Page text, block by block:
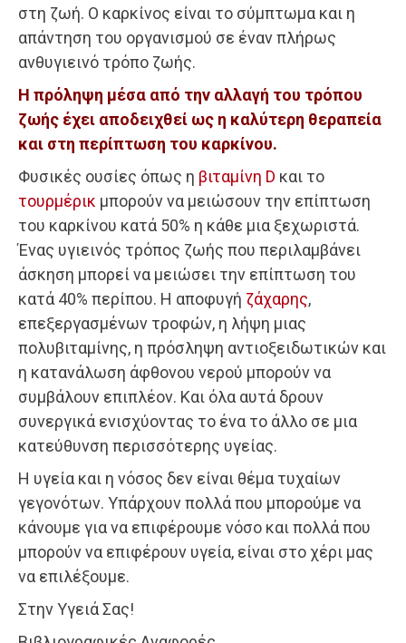
στη ζωή. Ο καρκίνος είναι το σύμπτωμα και η
απάντηση του οργανισμού σε έναν πλήρως
ανθυγιεινό τρόπο ζωής.
Η πρόληψη μέσα από την αλλαγή του τρόπου
ζωής έχει αποδειχθεί ως η καλύτερη θεραπεία
και στη περίπτωση του καρκίνου.
Φυσικές ουσίες όπως η βιταμίνη D και το
τουρμέρικ μπορούν να μειώσουν την επίπτωση
του καρκίνου κατά 50% η κάθε μια ξεχωριστά.
Ένας υγιεινός τρόπος ζωής που περιλαμβάνει
άσκηση μπορεί να μειώσει την επίπτωση του
κατά 40% περίπου. Η αποφυγή ζάχαρης,
επεξεργασμένων τροφών, η λήψη μιας
πολυβιταμίνης, η πρόσληψη αντιοξειδωτικών και
η κατανάλωση άφθονου νερού μπορούν να
συμβάλουν επιπλέον. Και όλα αυτά δρουν
συνεργικά ενισχύοντας το ένα το άλλο σε μια
κατεύθυνση περισσότερης υγείας.
Η υγεία και η νόσος δεν είναι θέμα τυχαίων
γεγονότων. Υπάρχουν πολλά που μπορούμε να
κάνουμε για να επιφέρουμε νόσο και πολλά που
μπορούν να επιφέρουν υγεία, είναι στο χέρι μας
να επιλέξουμε.
Στην Υγειά Σας!